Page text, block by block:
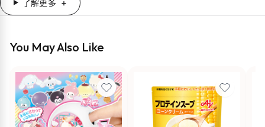
了解更多
You May Also Like